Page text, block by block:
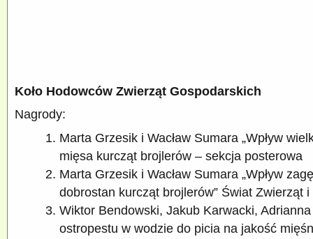
Koło Hodowców Zwierząt Gospodarskich
Nagrody:
Marta Grzesik i Wacław Sumara „Wpływ
mięsa kurcząt brojlerów – sekcja posterowa
Marta Grzesik i Wacław Sumara „Wpływ
dobrostan kurcząt brojlerów” Świat Zwierząt
Wiktor Bendowski, Jakub Karwacki, Adrianna
ostropestu w wodzie do picia na jakość